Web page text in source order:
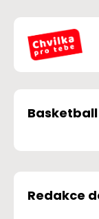
Basketball
Redakce